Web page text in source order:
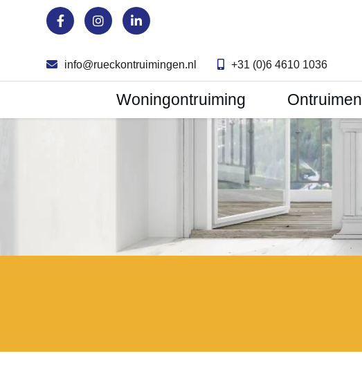
info@rueckontruimingen.nl +31 (0)6 4610 1036
Woningontruiming Ontruimen